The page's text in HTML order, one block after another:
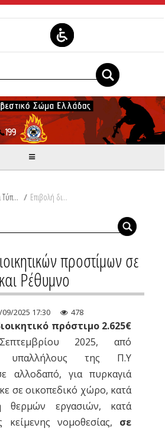
Δελτία Τύπου / Επιβολή διοικητικών προστίμων σε Χαλκιδική και Ρέθυμνο
προστίμων σε
Ρέθυμνο
09/2025 17:30 478
πρόστιμο 2.625€
2025, από
υπαλλήλους της Π.Υ
αλλοδαπό, για πυρκαγιά
σε οικοπεδικό χώρο, κατά
θερμών εργασιών, κατά
νομοθεσίας, σε